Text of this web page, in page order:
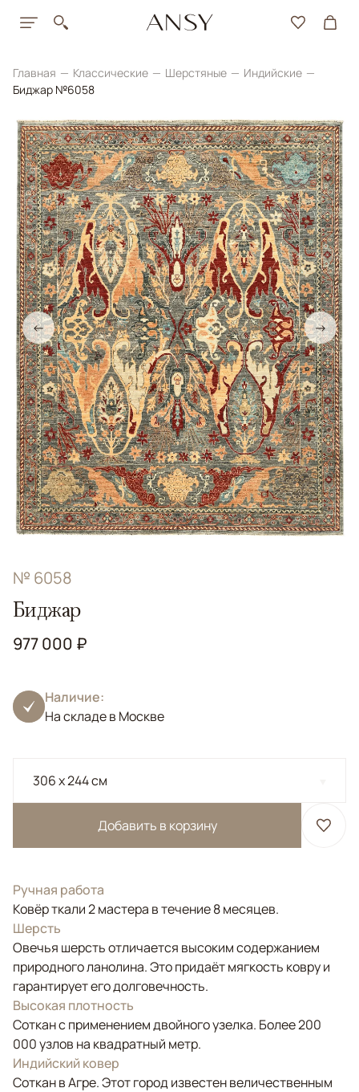
Главная Классические Шерстяные
Индийские
Биджар №6058
← →
№ 6058
Биджар
977 000 ₽
Наличие:
На складе в Москве
306 x 244 см
Добавить в корзину
Ручная работа
Ковёр ткали 2 мастера в течение 8 месяцев.
Шерсть
Овечья шерсть отличается высоким содержанием
природного ланолина. Это придаёт мягкость ковру и
гарантирует его долговечность.
Высокая плотность
Соткан с применением двойного узелка. Более 200
000 узлов на квадратный метр.
Индийский ковер
Соткан в Агре. Этот город известен величественным